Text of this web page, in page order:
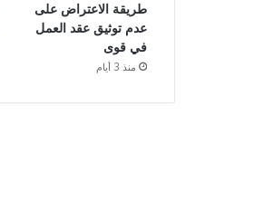
طريقة الاعتراض على
عدم توثيق عقد العمل
في قوى
منذ 3 أيام